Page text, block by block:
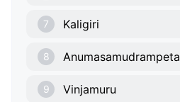
7 Kaligiri
8 Anumasamudrampeta
9 Vinjamuru